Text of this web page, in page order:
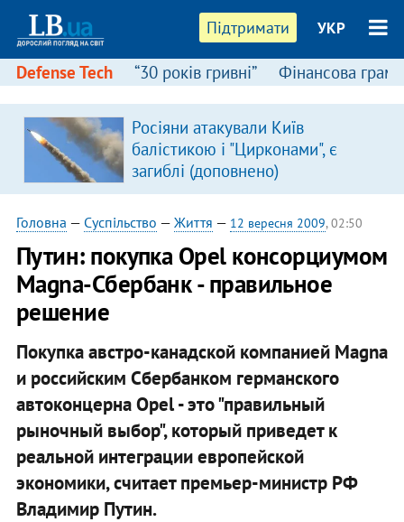
Підтримати УКР
Defense Tech “30 років гривні” Фінансова
Росіяни атакували Київ
балістикою і "Цирконами", є
загиблі (доповнено)
Головна — Суспільство — Життя — 12 вересня 2009, 02:50
Путин: покупка Opel консорциумом
Magna-Сбербанк - правильное
решение
Покупка австро-канадской компанией Magna
и российским Сбербанком германского
автоконцерна Opel - это "правильный
рыночный выбор", который приведет к
реальной интеграции европейской
экономики, считает премьер-министр РФ
Владимир Путин.